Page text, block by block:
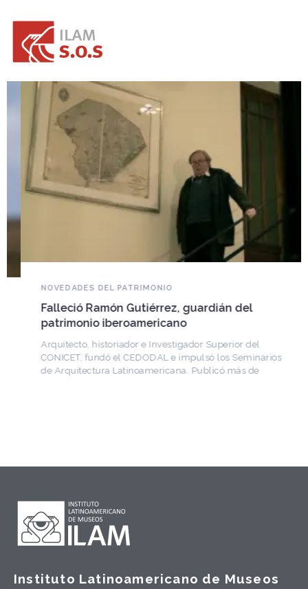
NOVEDADES DEL PATRIMONIO
Falleció Ramón Gutiérrez, guardián del
patrimonio iberoamericano
Arquitecto, historiador e Investigador Superior del
CONICET, fundó el CEDODAL e impulsó los Seminarios
de Arquitectura Latinoamericana. Publicó más de
Instituto Latinoamericano de Museos